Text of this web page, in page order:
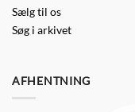
Sælg til os
Søg i arkivet
AFHENTNING